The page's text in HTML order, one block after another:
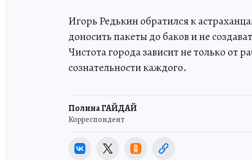
Игорь Редькин обратился к
доносить пакеты до баков и не
Чистота города зависит не только от
сознательности каждого.
Полина ГАЙДАЙ
Корреспондент